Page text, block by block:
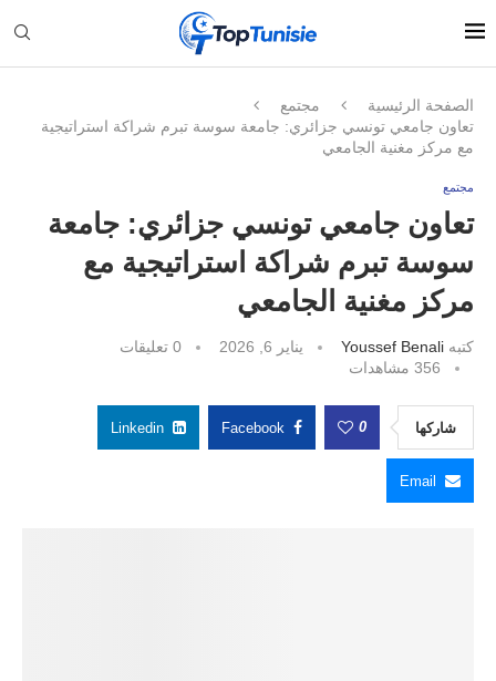
الصفحة الرئيسية
مجتمع
تعاون جامعي تونسي جزائري: جامعة سوسة تبرم شراكة استراتيجية
مع مركز مغنية الجامعي
مجتمع
تعاون جامعي تونسي جزائري: جامعة
سوسة تبرم شراكة استراتيجية مع
مركز مغنية الجامعي
كتبه Youssef Benali يناير 6, 2026
0 تعليقات
356 مشاهدات
شاركها 0
Facebook
Linkedin
Email